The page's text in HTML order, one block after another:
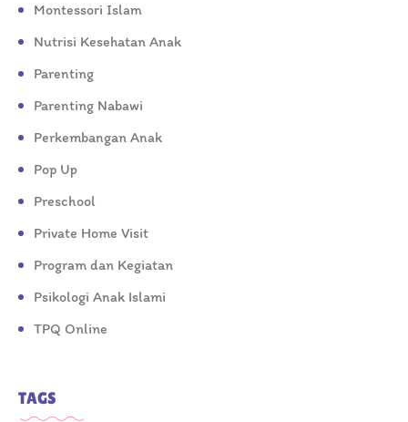
Montessori Islam
Nutrisi Kesehatan Anak
Parenting
Parenting Nabawi
Perkembangan Anak
Pop Up
Preschool
Private Home Visit
Program dan Kegiatan
Psikologi Anak Islami
TPQ Online
TAGS